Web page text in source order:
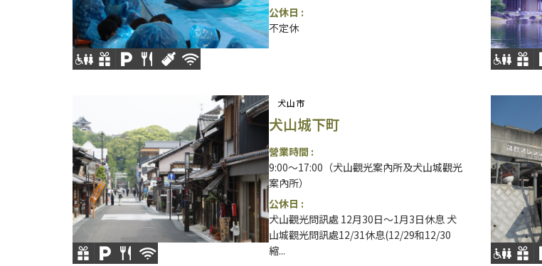
公休日 :
不定休
犬山市
犬山城下町
營業時間 :
9:00〜17:00（犬山觀光案內所及犬山城觀光
案內所）
公休日 :
犬山觀光問訊處 12月30日〜1月3日休息 犬
山城觀光問訊處12/31休息(12/29和12/30
縮...